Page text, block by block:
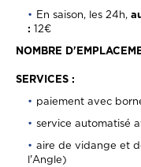
En saison, les 24h,
: 12€
NOMBRE
SERVICES :
paiement avec
service automatisé
aire de vidange et
l'Angle)